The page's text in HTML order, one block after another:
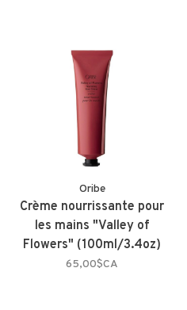
Oribe
Crème nourrissante pour
les mains "Valley of
Flowers" (100ml/3.4oz)
65,00$CA